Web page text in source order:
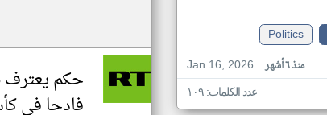
Politics
Jan 16, 2026
منذ ٦ أشهر
عدد الكلمات: ١٠٩
حكم يعترف
فادحا في كأس